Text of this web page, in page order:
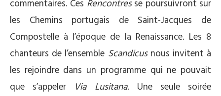
commentaires. Ces Rencontresse poursuivront sur
les Chemins portugais de Saint-Jacques de
Compostelle à l’époque de la Renaissance. Les 8
chanteurs de l’ensemble Scandicusnous invitent à
les rejoindre dans un programme qui ne pouvait
que s’appeler
Via Lusitana. Une seule soirée